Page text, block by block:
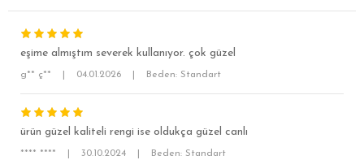
eşime almıştım severek kullanıyor. çok güzel
g** ç** 04.01.2026 Beden: Standart
ürün güzel kaliteli rengi ise oldukça güzel canlı
**** **** 30.10.2024 Beden: Standart